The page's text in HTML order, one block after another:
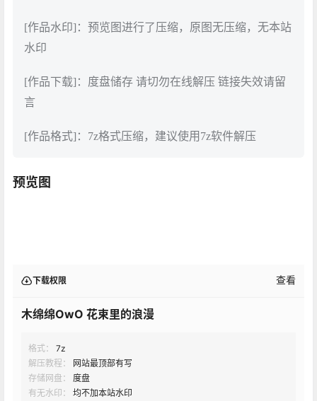
[作品水印]：预览图进行了压缩，原图无压缩，无本站
水印
[作品下载]：度盘储存 请切勿在线解压 链接失效请留
言
[作品格式]：7z格式压缩，建议使用7z软件解压
预览图
下载权限 查看
木绵绵OwO 花束里的浪漫
格式：
7z
解压教程：
网站最顶部有写
存储网盘：
度盘
有无水印：
均不加本站水印